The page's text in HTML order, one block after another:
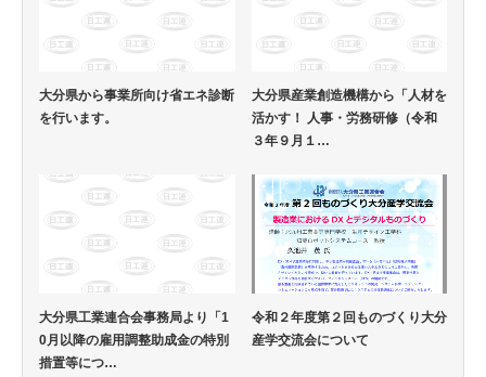
大分県から事業所向け省エネ診断
を行います。
大分県産業創造機構から「人材を
活かす！ 人事・労務研修（令和
３年９月１…
大分県工業連合会事務局より「1
0月以降の雇用調整助成金の特別
措置等につ…
令和２年度第２回ものづくり大分
産学交流会について